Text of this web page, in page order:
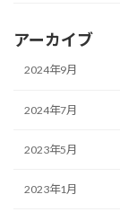
アーカイブ
2024年9月
2024年7月
2023年5月
2023年1月